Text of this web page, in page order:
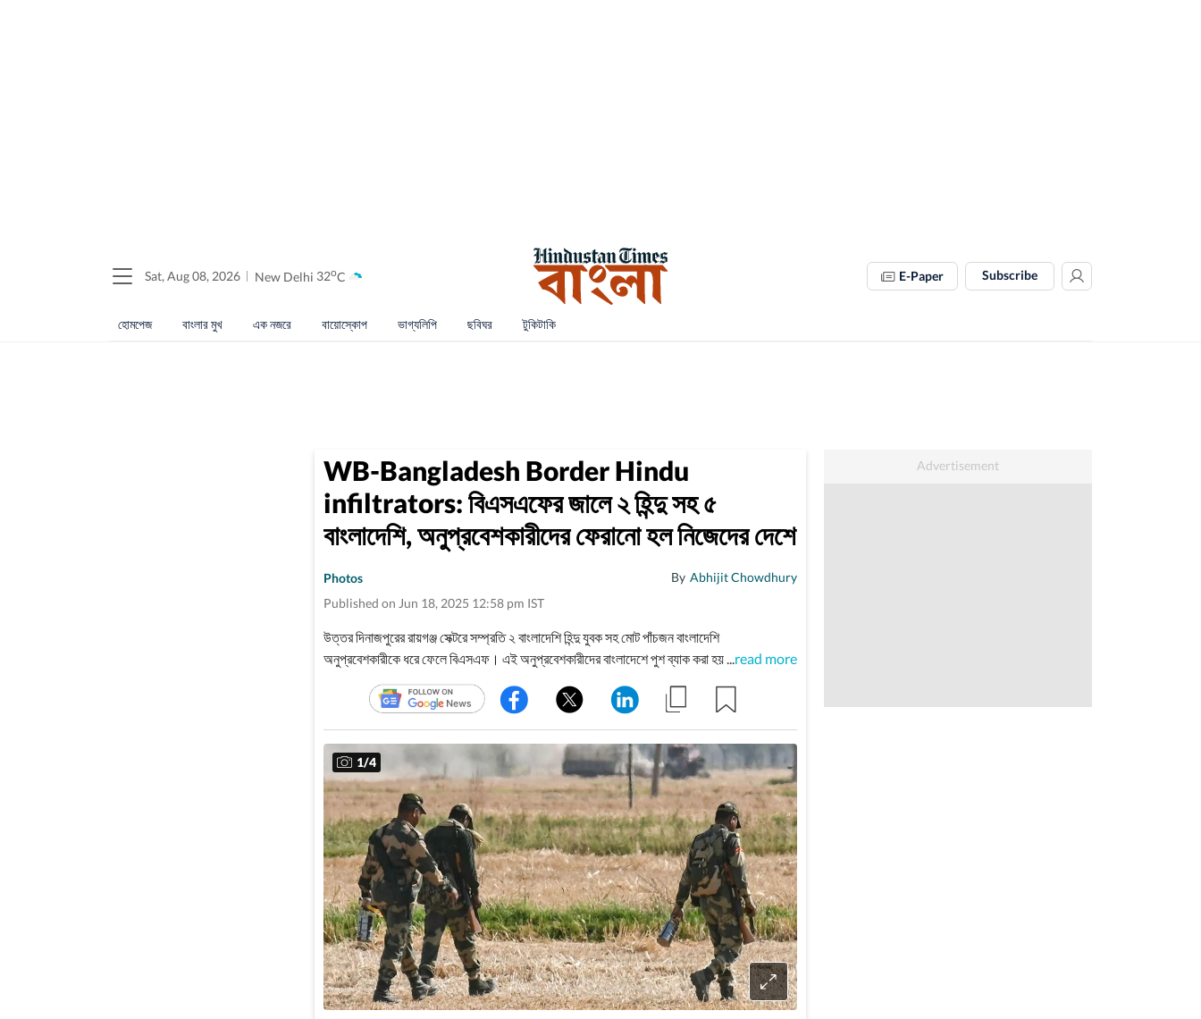
Sat, Aug 08, 2026 New Delhi 32oC E-Paper Subscribe
হোমপেজ বাংলার মুখ এক নজরে বায়োস্কোপ ভাগ্যলিপি ছবিঘর টুকিটাকি
WB-Bangladesh Border Hindu
infiltrators: বিএসএফের জালে ২ হিন্দু সহ ৫
বাংলাদেশি, অনুপ্রবেশকারীদের ফেরানো হল নিজেদের দেশে
Photos By Abhijit Chowdhury
Published on Jun 18, 2025 12:58 pm IST
উত্তর দিনাজপুরের রায়গঞ্জ সেক্টরে সম্প্রতি ২ বাংলাদেশি হিন্দু যুবক সহ মোট পাঁচজন বাংলাদেশি
অনুপ্রবেশকারীকে ধরে ফেলে বিএসএফ। এই অনুপ্রবেশকারীদের বাংলাদেশে পুশ ব্যাক করা হয় বিবিজির সঙ্গে
ফ্ল্যাগ মিটিংয়ের পরে।
...read more
1/4